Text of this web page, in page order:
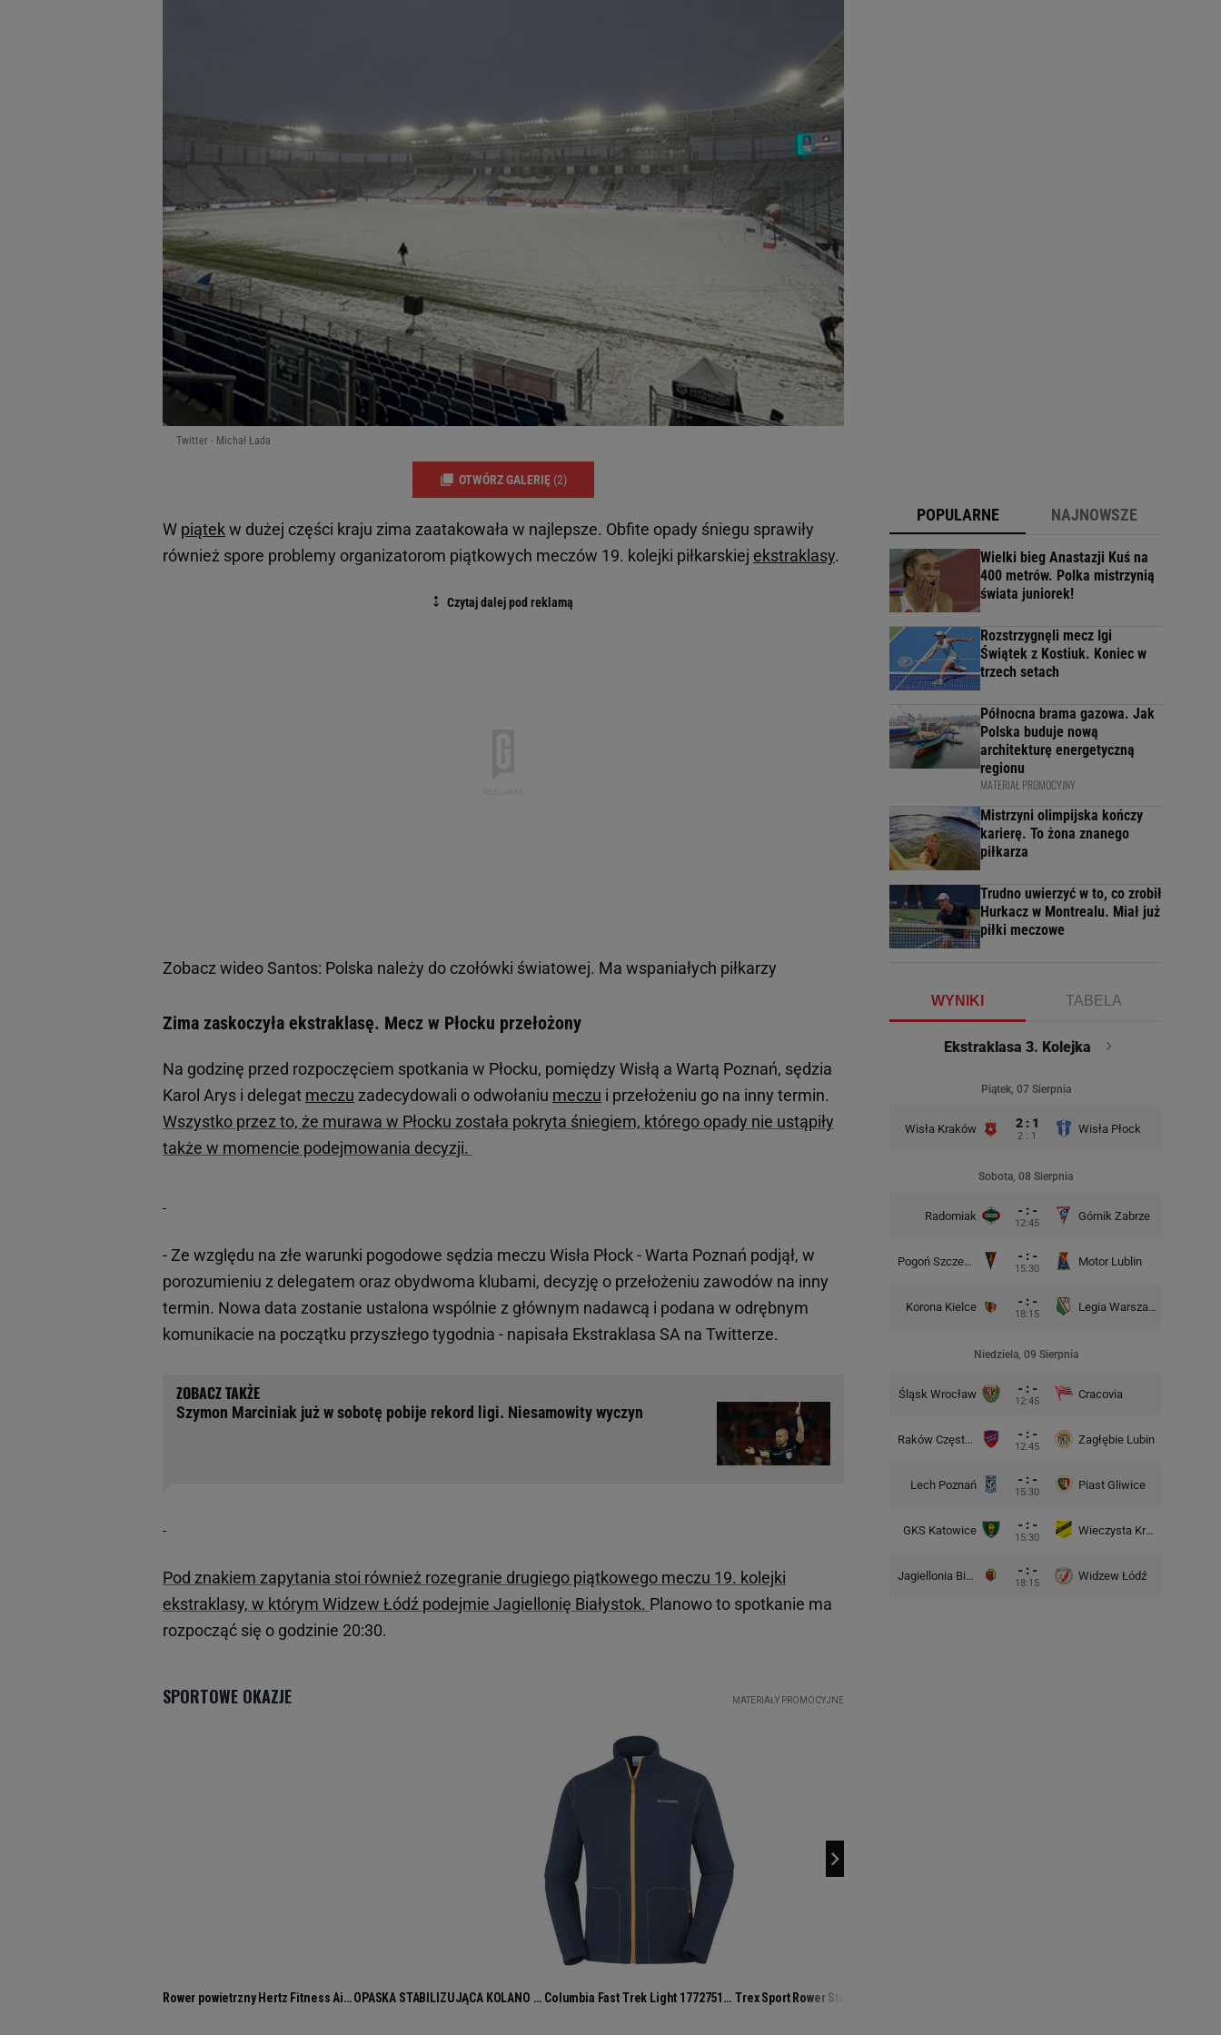
Twitter - Michał Łada
OTWÓRZ GALERIĘ (2)
W piątekw dużej części kraju zima zaatakowała w najlepsze. Obfite opady śniegu sprawiły
również spore problemy organizatorom piątkowych meczów 19. kolejki piłkarskiej ekstraklasy.
Zobacz wideoSantos: Polska należy do czołówki światowej. Ma wspaniałych piłkarzy
Zima zaskoczyła ekstraklasę. Mecz w Płocku przełożony
Na godzinę przed rozpoczęciem spotkania w Płocku, pomiędzy Wisłą a Wartą Poznań, sędzia
Karol Arys i delegat meczu zadecydowali o odwołaniu meczu i przełożeniu go na inny termin.
Wszystko przez to, że murawa w Płocku została pokryta śniegiem, którego opady nie ustąpiły
także w momencie podejmowania decyzji.
- Ze względu na złe warunki pogodowe sędzia meczu Wisła Płock - Warta Poznań podjął, w
porozumieniu z delegatem oraz obydwoma klubami, decyzję o przełożeniu zawodów na inny
termin. Nowa data zostanie ustalona wspólnie z głównym nadawcą i podana w odrębnym
komunikacie na początku przyszłego tygodnia - napisała Ekstraklasa SA na Twitterze.
Szymon Marciniak już w sobotę pobije rekord ligi. Niesamowity wyczyn
Pod znakiem zapytania stoi również rozegranie drugiego piątkowego meczu 19. kolejki
ekstraklasy, w którym Widzew Łódź podejmie Jagiellonię Białystok. Planowo to spotkanie ma
rozpocząć się o godzinie 20:30.
POPULARNE NAJNOWSZE
Wielki bieg Anastazji Kuś na
400 metrów. Polka mistrzynią
świata juniorek!
Rozstrzygnęli mecz Igi
Świątek z Kostiuk. Koniec w
trzech setach
Północna brama gazowa. Jak
Polska buduje nową
architekturę energetyczną
regionu
MATERIAŁ PROMOCYJNY
Mistrzyni olimpijska kończy
karierę. To żona znanego
piłkarza
Trudno uwierzyć w to, co zrobił
Hurkacz w Montrealu. Miał już
piłki meczowe
WYNIKI TABELA
Ekstraklasa 3. Kolejka
Piątek, 07 Sierpnia
Wisła Kraków 2 : 1
2 : 1
Wisła Płock
Sobota, 08 Sierpnia
Radomiak - : -
12:45
Górnik Zabrze
Pogoń Szczecin - : -
15:30
Motor Lublin
Korona Kielce - : -
18:15
Legia Warszawa
Niedziela, 09 Sierpnia
Śląsk Wrocław - : -
12:45
Cracovia
Raków Częstochowa - : -
12:45
Zagłębie Lubin
Lech Poznań - : -
15:30
Piast Gliwice
GKS Katowice - : -
15:30
Wieczysta Kraków
Jagiellonia Białystok - : -
18:15
Widzew Łódź